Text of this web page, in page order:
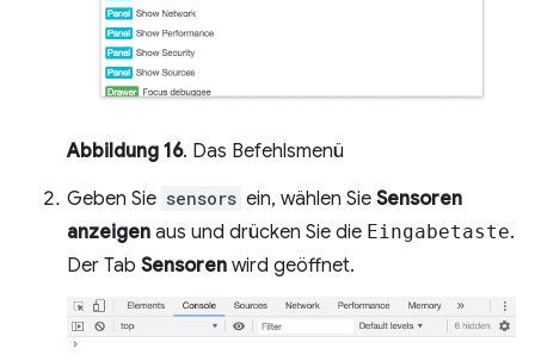
Abbildung 16. Das Befehlsmenü
Geben Sie sensors ein, wählen Sie Sensoren
anzeigen aus und drücken Sie die Eingabetaste.
Der Tab Sensoren wird geöffnet.